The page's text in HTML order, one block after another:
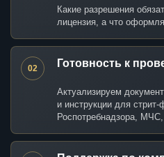
Какие разрешения
лицензия, а что
02 Готовность к
Актуализируем
и инструкции для
Роспотребнадзора,